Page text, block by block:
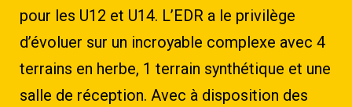
pour les U12 et U14. L’EDR a le privilège
d’évoluer sur un incroyable complexe avec 4
terrains en herbe, 1 terrain synthétique et une
salle de réception. Avec à disposition des